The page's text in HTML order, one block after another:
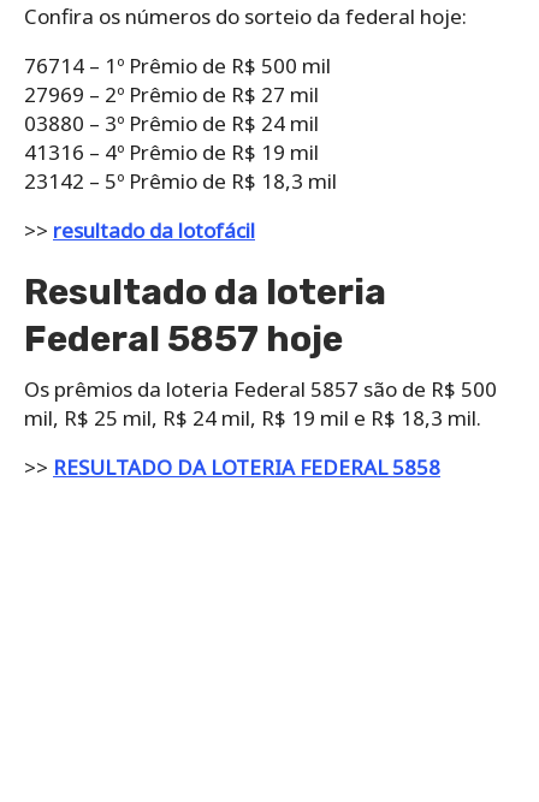
Confira os números do sorteio da federal hoje:
76714 – 1º Prêmio de R$ 500 mil
27969 – 2º Prêmio de R$ 27 mil
03880 – 3º Prêmio de R$ 24 mil
41316 – 4º Prêmio de R$ 19 mil
23142 – 5º Prêmio de R$ 18,3 mil
>> resultado da lotofácil
Resultado da loteria
Federal 5857 hoje
Os prêmios da loteria Federal 5857 são de R$ 500
mil, R$ 25 mil, R$ 24 mil, R$ 19 mil e R$ 18,3 mil.
>> RESULTADO DA LOTERIA FEDERAL 5858